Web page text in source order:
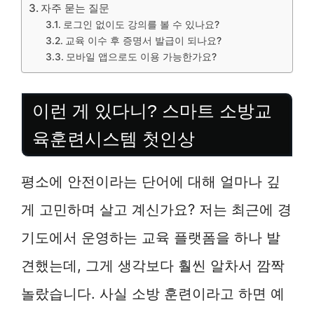
자주 묻는 질문
로그인 없이도 강의를 볼 수 있나요?
교육 이수 후 증명서 발급이 되나요?
모바일 앱으로도 이용 가능한가요?
이런 게 있다니? 스마트 소방교
육훈련시스템 첫인상
평소에 안전이라는 단어에 대해 얼마나 깊
게 고민하며 살고 계신가요? 저는 최근에 경
기도에서 운영하는 교육 플랫폼을 하나 발
견했는데, 그게 생각보다 훨씬 알차서 깜짝
놀랐습니다. 사실 소방 훈련이라고 하면 예